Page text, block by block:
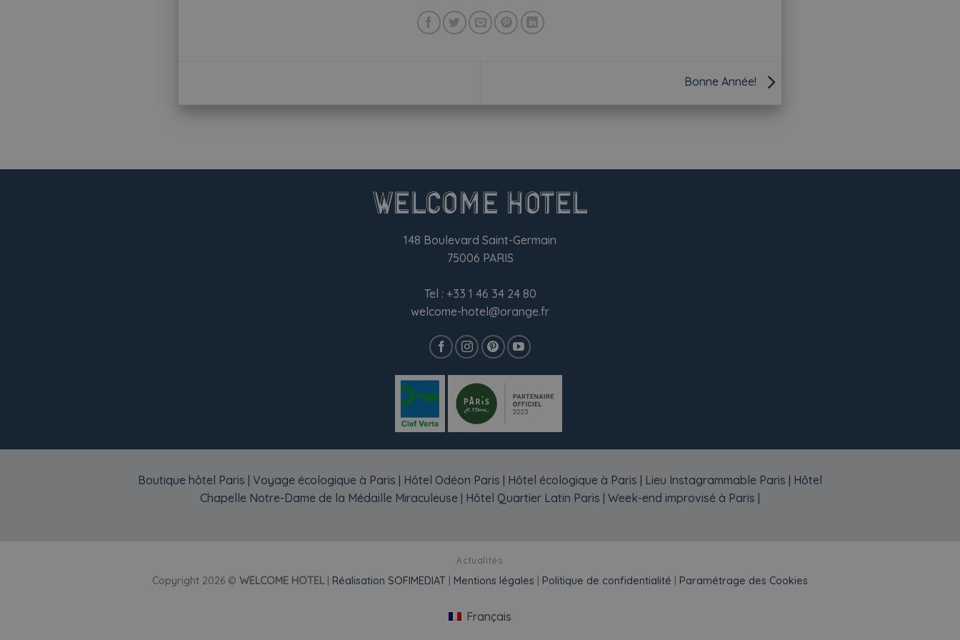
Bonne Année!
148 Boulevard Saint-Germain
75006 PARIS
Tel : +33 1 46 34 24 80
welcome-hotel@orange.fr
Boutique hôtel Paris Voyage écologique à Paris Hôtel Odéon Paris Hôtel écologique à Paris Lieu Instagrammable Paris
Hôtel
Chapelle Notre-Dame de la Médaille Miraculeuse
Hôtel Quartier Latin Paris Week-end improvisé à Paris
Actualités
Copyright 2026 © WELCOME HOTEL Réalisation SOFIMEDIAT Mentions légales Politique de confidentialité Paramétrage des Cookies
Français